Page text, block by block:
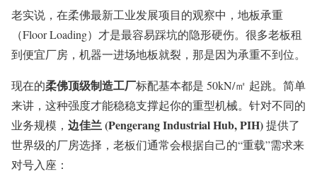
老实说，在柔佛最新工业发展项目的观察中，地板承重
（Floor Loading）才是最容易踩坑的隐形硬伤。很多老板租
到便宜厂房，机器一进场地板就裂，那是因为承重不到位。
现在的柔佛顶级制造工厂标配基本都是 50kN/㎡ 起跳。简单
来讲，这种强度才能稳稳支撑起你的重型机械。针对不同的
业务规模， 边佳兰 (Pengerang Industrial Hub, PIH)提供了
世界级的厂房选择，老板们通常会根据自己的“重载”需求来
对号入座：